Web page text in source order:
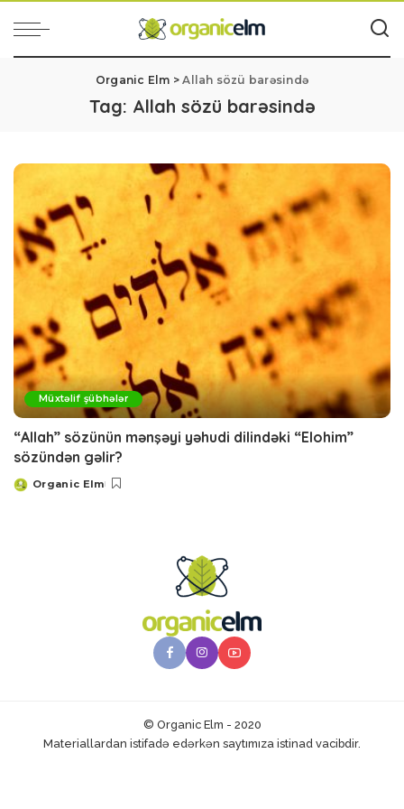
Organic Elm >Allah sözü barəsində
Tag: Allah sözü barəsində
Müxtəlif şübhələr
“Allah” sözünün mənşəyi yəhudi dilindəki “Elohim”
sözündən gəlir?
Posted
Organic Elm
© Organic Elm - 2020
Materiallardan istifadə edərkən saytımıza istinad vacibdir.